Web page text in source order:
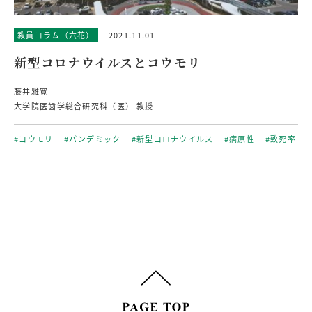
教員コラム（六花） 2021.11.01
新型コロナウイルスとコウモリ
藤井雅寛
大学院医歯学総合研究科（医） 教授
#コウモリ #パンデミック #新型コロナウイルス #病原性 #致死率